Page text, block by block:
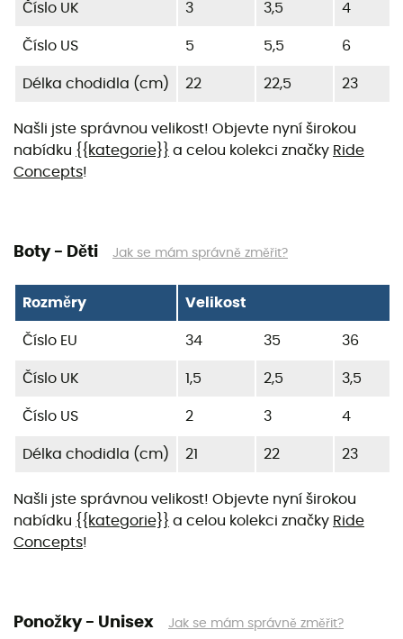
Číslo UK 3 3,5 4
Číslo US 5 5,5 6
Délka chodidla (cm) 22 22,5 23
Našli jste správnou velikost! Objevte nyní širokou
nabídku {{kategorie}} a celou kolekci značky Ride
Concepts!
Boty - Děti Jak se mám správně změřit?
Rozměry Velikost
Číslo EU 34 35 36
Číslo UK 1,5 2,5 3,5
Číslo US 2 3 4
Délka chodidla (cm) 21 22 23
Našli jste správnou velikost! Objevte nyní širokou
nabídku {{kategorie}} a celou kolekci značky Ride
Concepts!
Ponožky - Unisex Jak se mám správně změřit?